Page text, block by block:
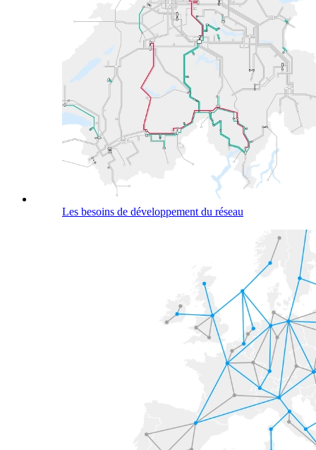
Les besoins de développement du réseau